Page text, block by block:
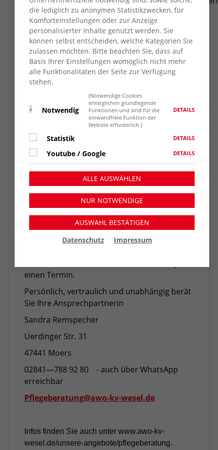
in die Prüfung
von Leistungsansprüchen und Widersprüchen,
in die Aufklärung zu Verhinderungspflege und
Entlastungsleistungen, in Aufklärung
über Ansprüche pflegender Angehöriger, in
die Vermittlung von passenden
Pflegediensten (z. B. kultursensibel,
gendergerecht). Und das alles neutral,
transparent und unabhängig.
Sollten Sie bereits von einem Pflegedienst
betreut werden, können Sie die Beratung
trotzdem über die
GmbH durchführen lassen – solange sie nicht
doppelt bei der Pflegekasse abgerechnet
wird. In diesem Fall würde eine private
Rechnung erstellt werden. AWO Plus am
Niederrhein GmbH bietet Ihnen eine neutrale,
produktunabhängige und unverbindliche
Pflegeberatung. Damit stellen wir sicher, dass
Sie eine objektive Beratung erhalten, die sich
einen Termin.
Persönlich, vertraulich und unabhängig berät
Sie Ihre Ansprechpartnerin
Sandra Remspecher
Uerdinger Str. 31
47441 Moers
02841—788 92 80
- auch über WhatsApp
erreichbar
Pflegeberatung@awo-kv-wesel.de
Infos finden Sie auch unter www.awo-kv-
wesel.de/unsere-angebote/pflegeberatung.
die lediglich zu anonymen Statistikzwecken, für
Komforteinstellungen oder zur Anzeige
personalisierter Inhalte genutzt werden. Sie
können selbst entscheiden, welche Kategorien Sie
zulassen möchten. Bitte beachten Sie, dass auf
Basis Ihrer Einstellungen womöglich nicht mehr
alle Funktionalitäten der Seite zur Verfügung
stehen.
Notwendig
(Notwendige Cookies
ermöglichen grundlegende
Funktionen und sind für die
einwandfreie Funktion der
Website erforderlich.)
DETAILS
Statistik DETAILS
Youtube / Google DETAILS
ALLE AUSWÄHLEN
NUR NOTWENDIGE
AUSWAHL BESTÄTIGEN
Datenschutz
Impressum